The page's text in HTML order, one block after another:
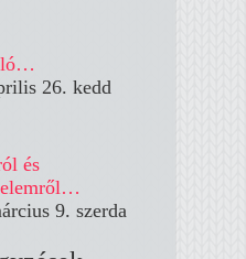
26. kedd
és
9. szerda